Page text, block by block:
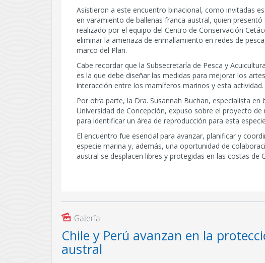
Asistieron a este encuentro binacional, como invitadas
en varamiento de ballenas franca austral, quien
realizado por el equipo del Centro de Conservación
eliminar la amenaza de enmallamiento en redes de
marco del Plan.
Cabe recordar que la Subsecretaría de Pesca y
es la que debe diseñar las medidas para mejorar los
interacción entre los mamíferos marinos y esta actividad.
Por otra parte, la Dra. Susannah Buchan, especialista en
Universidad de Concepción, expuso sobre el proyecto
para identificar un área de reproducción para esta
El encuentro fue esencial para avanzar, planificar y
especie marina y, además, una oportunidad de
austral se desplacen libres y protegidas en las costas de
Galería
Chile y Perú avanzan en la
austral